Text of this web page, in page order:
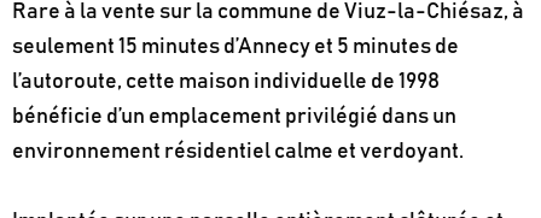
Rare à la vente sur la commune de Viuz-la-Chiésaz, à
seulement 15 minutes d’Annecy et 5 minutes de
l’autoroute, cette maison individuelle de 1998
bénéficie d’un emplacement privilégié dans un
environnement résidentiel calme et verdoyant.